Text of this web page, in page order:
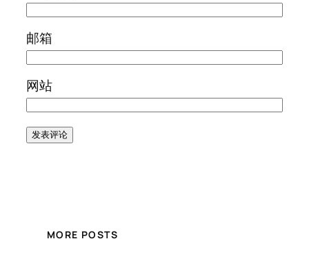
邮箱
网站
MORE POSTS